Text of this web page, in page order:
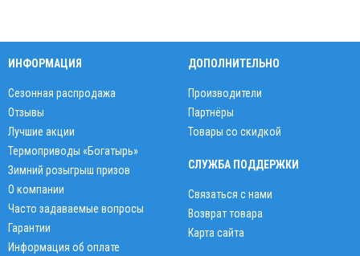
ИНФОРМАЦИЯ
Сезонная распродажа
Отзывы
Лучшие акции
Термоприводы «Богатырь»
Зимний розыгрыш призов
О компании
Часто задаваемые вопросы
Гарантии
Информация об оплате
ДОПОЛНИТЕЛЬНО
Производители
Партнёры
Товары со скидкой
СЛУЖБА ПОДДЕРЖКИ
Связаться с нами
Возврат товара
Карта сайта